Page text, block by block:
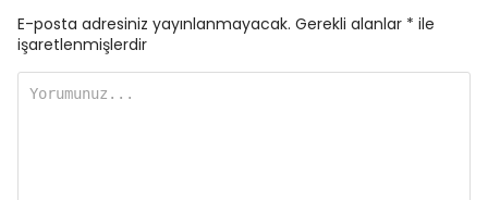
E-posta adresiniz yayınlanmayacak. Gerekli alanlar * ile
işaretlenmişlerdir